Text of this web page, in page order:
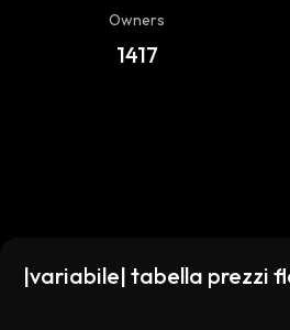
(https://twitter.com/iamnick44)
[https://t.me/hpos10i](https://
Owners
1417
|variabile| tabella prezzi